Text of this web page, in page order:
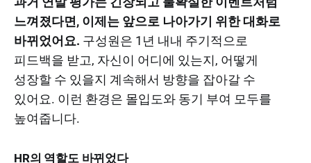
느껴졌다면, 이제는 앞으로 나아가기 위한 대화로
바뀌었어요. 구성원은 1년 내내 주기적으로
피드백을 받고, 자신이 어디에 있는지, 어떻게
성장할 수 있을지 계속해서 방향을 잡아갈 수
있어요. 이런 환경은 몰입도와 동기 부여 모두를
높여줍니다.
HR의 역할도 바뀌었다